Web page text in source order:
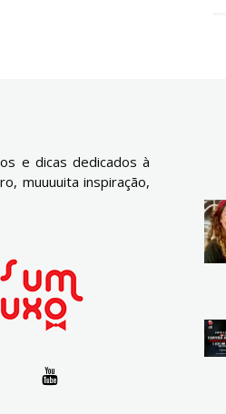
e dicas dedicados à
muuuuita inspiração,